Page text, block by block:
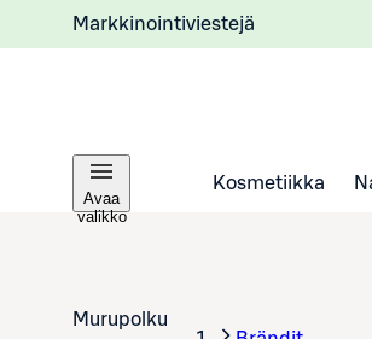
Markkinointiviestejä
Avaa
valikko
Kosmetiikka
Murupolku